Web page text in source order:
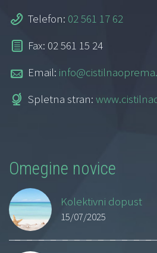
Telefon: 02 561 17 62
Fax: 02 561 15 24
Email:
Spletna stran:
Omegine novice
Kolektivni dopust
15/07/2025